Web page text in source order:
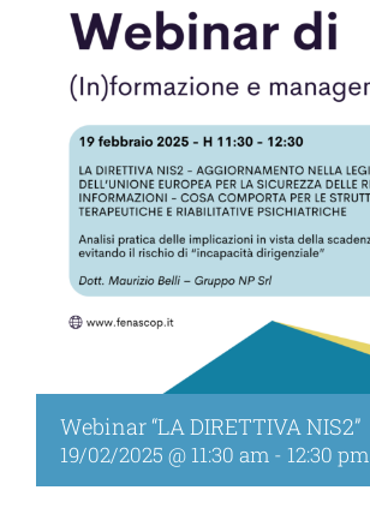
Webinar “LA DIRETTIVA NIS2”
19/02/2025 @ 11:30 am - 12:30 pm